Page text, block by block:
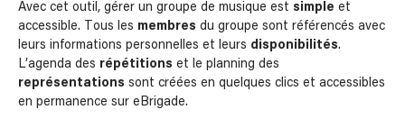
Avec cet outil, gérer un groupe de musique est simple et
accessible. Tous les membres du groupe sont référencés avec
leurs informations personnelles et leurs disponibilités.
L’agenda des répétitions et le planning des
représentations sont créées en quelques clics et accessibles
en permanence sur eBrigade.